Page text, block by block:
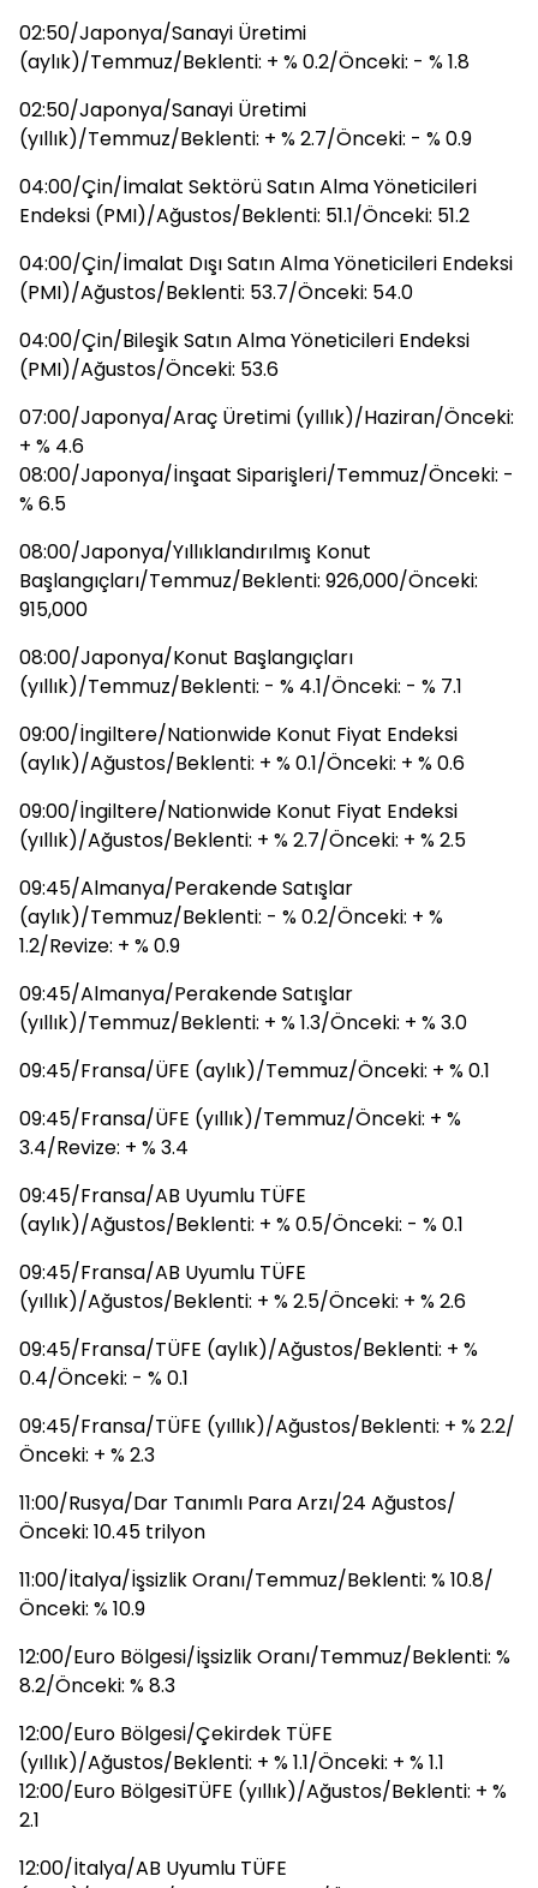
02:50/Japonya/Sanayi Üretimi
(aylık)/Temmuz/Beklenti: + % 0.2/Önceki: - % 1.8
02:50/Japonya/Sanayi Üretimi
(yıllık)/Temmuz/Beklenti: + % 2.7/Önceki: - % 0.9
04:00/Çin/İmalat Sektörü Satın Alma Yöneticileri
Endeksi (PMI)/Ağustos/Beklenti: 51.1/Önceki: 51.2
04:00/Çin/İmalat Dışı Satın Alma Yöneticileri Endeksi
(PMI)/Ağustos/Beklenti: 53.7/Önceki: 54.0
04:00/Çin/Bileşik Satın Alma Yöneticileri Endeksi
(PMI)/Ağustos/Önceki: 53.6
07:00/Japonya/Araç Üretimi (yıllık)/Haziran/Önceki:
+ % 4.6
08:00/Japonya/İnşaat Siparişleri/Temmuz/Önceki: -
% 6.5
08:00/Japonya/Yıllıklandırılmış Konut
Başlangıçları/Temmuz/Beklenti: 926,000/Önceki:
915,000
08:00/Japonya/Konut Başlangıçları
(yıllık)/Temmuz/Beklenti: - % 4.1/Önceki: - % 7.1
09:00/İngiltere/Nationwide Konut Fiyat Endeksi
(aylık)/Ağustos/Beklenti: + % 0.1/Önceki: + % 0.6
09:00/İngiltere/Nationwide Konut Fiyat Endeksi
(yıllık)/Ağustos/Beklenti: + % 2.7/Önceki: + % 2.5
09:45/Almanya/Perakende Satışlar
(aylık)/Temmuz/Beklenti: - % 0.2/Önceki: + %
1.2/Revize: + % 0.9
09:45/Almanya/Perakende Satışlar
(yıllık)/Temmuz/Beklenti: + % 1.3/Önceki: + % 3.0
09:45/Fransa/ÜFE (aylık)/Temmuz/Önceki: + % 0.1
09:45/Fransa/ÜFE (yıllık)/Temmuz/Önceki: + %
3.4/Revize: + % 3.4
09:45/Fransa/AB Uyumlu TÜFE
(aylık)/Ağustos/Beklenti: + % 0.5/Önceki: - % 0.1
09:45/Fransa/AB Uyumlu TÜFE
(yıllık)/Ağustos/Beklenti: + % 2.5/Önceki: + % 2.6
09:45/Fransa/TÜFE (aylık)/Ağustos/Beklenti: + %
0.4/Önceki: - % 0.1
09:45/Fransa/TÜFE (yıllık)/Ağustos/Beklenti: + % 2.2/
Önceki: + % 2.3
11:00/Rusya/Dar Tanımlı Para Arzı/24 Ağustos/
Önceki: 10.45 trilyon
11:00/İtalya/İşsizlik Oranı/Temmuz/Beklenti: % 10.8/
Önceki: % 10.9
12:00/Euro Bölgesi/İşsizlik Oranı/Temmuz/Beklenti: %
8.2/Önceki: % 8.3
12:00/Euro Bölgesi/Çekirdek TÜFE
(yıllık)/Ağustos/Beklenti: + % 1.1/Önceki: + % 1.1
12:00/Euro BölgesiTÜFE (yıllık)/Ağustos/Beklenti: + %
2.1
12:00/İtalya/AB Uyumlu TÜFE